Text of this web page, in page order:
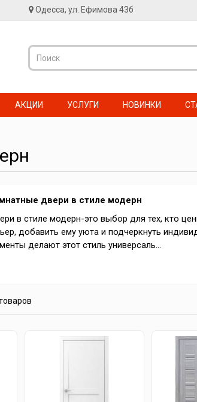
Одесса, ул. Ефимова 43б
АКЦИИ УСЛУГИ НОВИНКИ
двери в стиле модерн
в стиле модерн-это выбор для тех, кто
добавить ему уюта и подчеркнуть
делают этот стиль универсаль...